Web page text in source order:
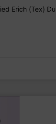
Erich (Tex)